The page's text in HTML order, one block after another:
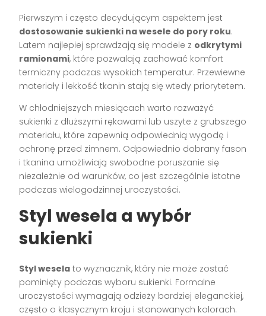
Pierwszym i często decydującym aspektem jest
dostosowanie sukienki na wesele do pory roku.
Latem najlepiej sprawdzają się modele z odkrytymi
ramionami, które pozwalają zachować komfort
termiczny podczas wysokich temperatur. Przewiewne
materiały i lekkość tkanin stają się wtedy priorytetem.
W chłodniejszych miesiącach warto rozważyć
sukienki z dłuższymi rękawami lub uszyte z grubszego
materiału, które zapewnią odpowiednią wygodę i
ochronę przed zimnem. Odpowiednio dobrany fason
i tkanina umożliwiają swobodne poruszanie się
niezależnie od warunków, co jest szczególnie istotne
podczas wielogodzinnej uroczystości.
Styl wesela a wybór
sukienki
Styl wesela to wyznacznik, który nie może zostać
pominięty podczas wyboru sukienki. Formalne
uroczystości wymagają odzieży bardziej eleganckiej,
często o klasycznym kroju i stonowanych kolorach.